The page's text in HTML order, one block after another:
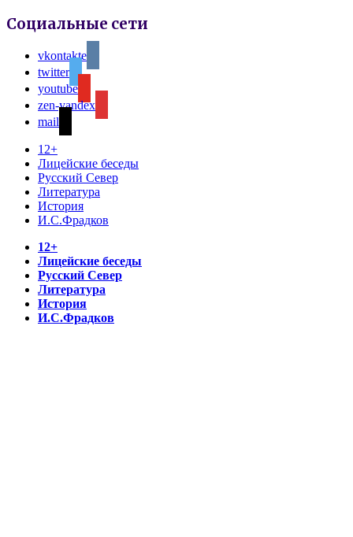
Социальные сети
vkontakte
twitter
youtube
zen-yandex
mail
12+
Лицейские беседы
Русский Север
Литература
История
И.С.Фрадков
12+
Лицейские беседы
Русский Север
Литература
История
И.С.Фрадков